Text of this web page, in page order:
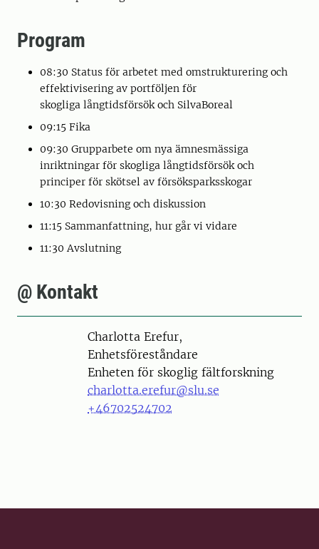
Program
08:30 Status för arbetet med omstrukturering och
effektivisering av portföljen för
skogliga långtidsförsök och SilvaBoreal
09:15 Fika
09:30 Grupparbete om nya ämnesmässiga
inriktningar för skogliga långtidsförsök och
principer för skötsel av försöksparksskogar
10:30 Redovisning och diskussion
11:15 Sammanfattning, hur går vi vidare
11:30 Avslutning
@ Kontakt
PersonCharlotta Erefur,
Enhetsföreståndare
Enheten för skoglig fältforskning
charlotta.erefur@slu.se
+46702524702